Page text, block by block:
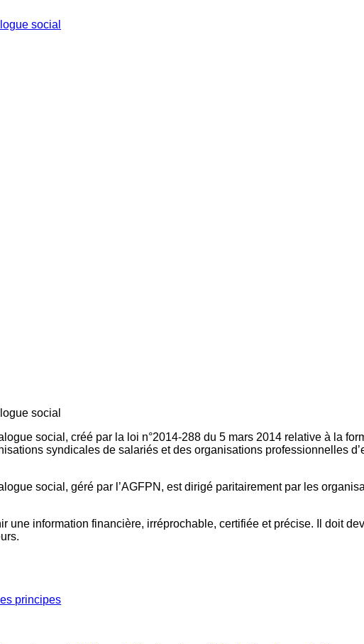
social, créé par la loi n°2014-288 du 5 mars 2014 relative à la
syndicales de salariés et des organisations professionnelles
social, géré par l’AGFPN, est dirigé paritairement par les
une information financière, irréprochable, certifiée et précise. Il doit
principes